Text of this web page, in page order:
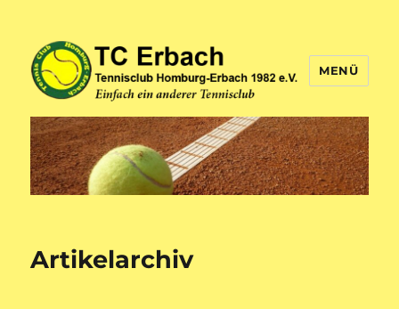
TC Erbach
MENÜ
Artikelarchiv